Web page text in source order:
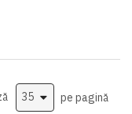
pe pagină